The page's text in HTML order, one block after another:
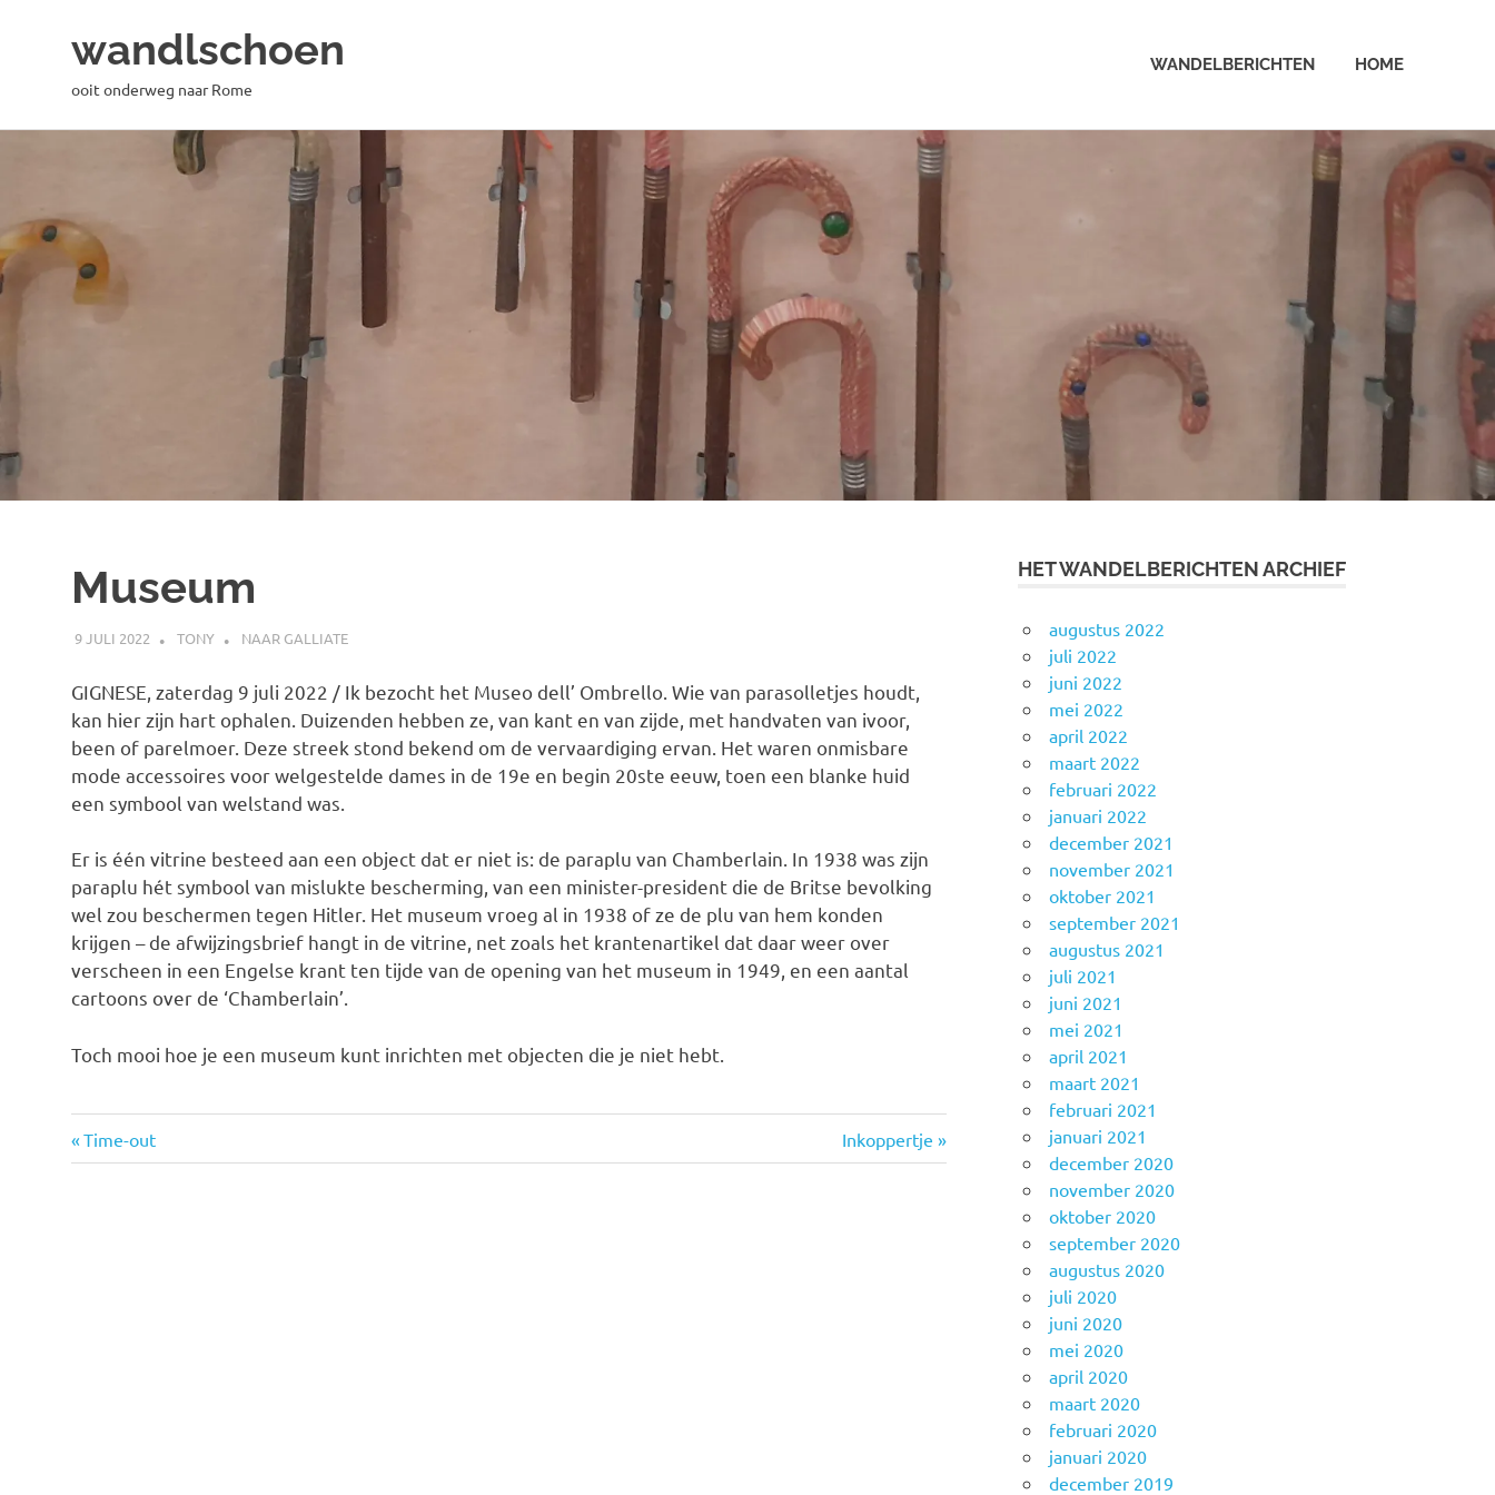
springen
wandlschoen
ooit onderweg naar Rome
WANDELBERICHTEN HOME
Museum
9 JULI 2022 TONY NAAR GALLIATE
GIGNESE, zaterdag 9 juli 2022 / Ik bezocht het Museo dell’ Ombrello. Wie van parasolletjes houdt,
kan hier zijn hart ophalen. Duizenden hebben ze, van kant en van zijde, met handvaten van ivoor,
been of parelmoer. Deze streek stond bekend om de vervaardiging ervan. Het waren onmisbare
mode accessoires voor welgestelde dames in de 19e en begin 20ste eeuw, toen een blanke huid
een symbool van welstand was.
Er is één vitrine besteed aan een object dat er niet is: de paraplu van Chamberlain. In 1938 was zijn
paraplu hét symbool van mislukte bescherming, van een minister-president die de Britse bevolking
wel zou beschermen tegen Hitler. Het museum vroeg al in 1938 of ze de plu van hem konden
krijgen – de afwijzingsbrief hangt in de vitrine, net zoals het krantenartikel dat daar weer over
verscheen in een Engelse krant ten tijde van de opening van het museum in 1949, en een aantal
cartoons over de ‘Chamberlain’.
Toch mooi hoe je een museum kunt inrichten met objecten die je niet hebt.
Bericht
Vorige
bericht:
Time-out
Volgende
bericht:
Inkoppertje
HET WANDELBERICHTEN ARCHIEF
augustus 2022
juli 2022
juni 2022
mei 2022
april 2022
maart 2022
februari 2022
januari 2022
december 2021
november 2021
oktober 2021
september 2021
augustus 2021
juli 2021
juni 2021
mei 2021
april 2021
maart 2021
februari 2021
januari 2021
december 2020
november 2020
oktober 2020
september 2020
augustus 2020
juli 2020
juni 2020
mei 2020
april 2020
maart 2020
februari 2020
januari 2020
december 2019